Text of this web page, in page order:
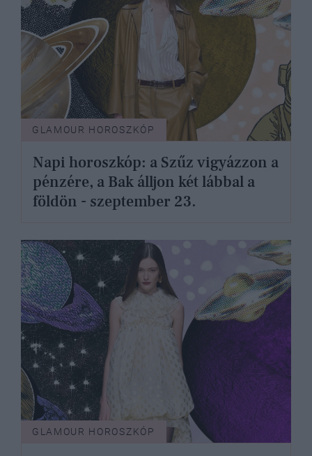
GLAMOUR HOROSZKÓP
Napi horoszkóp: a Szűz vigyázzon a
pénzére, a Bak álljon két lábbal a
földön - szeptember 23.
GLAMOUR HOROSZKÓP